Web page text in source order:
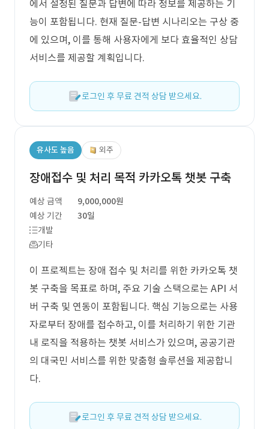
에서 설정된 질문과 답변에 따라 정보를 제공하는 기
능이 포함됩니다. 현재 질문-답변 시나리오는 구상 중
에 있으며, 이를 통해 사용자에게 보다 효율적인 상담
서비스를 제공할 계획입니다.
로그인 후 무료 견적 상담 받으세요.
유사도 높음 외주
장애접수 및 처리 목적 카카오톡 챗봇 구축
예상 금액
9,000,000원
예상 기간
30일
개발
기타
이 프로젝트는 장애 접수 및 처리를 위한 카카오톡 챗
봇 구축을 목표로 하며, 주요 기술 스택으로는 API 서
버 구축 및 연동이 포함됩니다. 핵심 기능으로는 사용
자로부터 장애를 접수하고, 이를 처리하기 위한 기관
내 로직을 적용하는 챗봇 서비스가 있으며, 공공기관
의 대국민 서비스를 위한 맞춤형 솔루션을 제공합니
다.
로그인 후 무료 견적 상담 받으세요.